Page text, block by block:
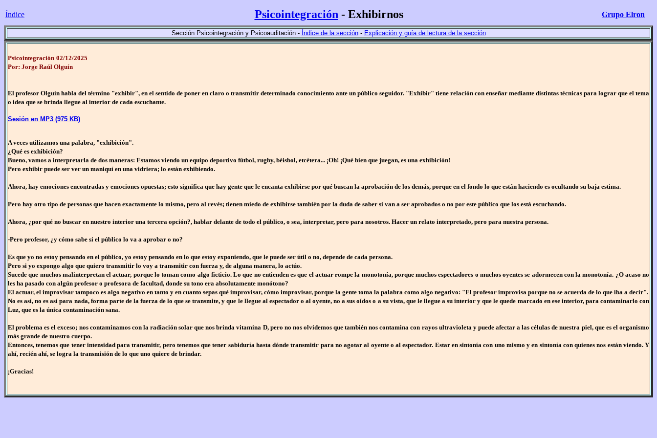
Índice Psicointegración - Exhibirnos Grupo Elron
Sección Psicointegración y Psicoauditación - Índice de la sección- Explicación y guía de lectura de la sección
Psicointegración 02/12/2025
Por: Jorge Raúl Olguín
El profesor Olguín habla del término "exhibir", en el sentido de poner en claro o transmitir determinado conocimiento ante un público seguidor. "Exhibir" tiene relación con enseñar mediante distintas técnicas para lograr que el tema
o idea que se brinda llegue al interior de cada escuchante.
Sesión en MP3 (975 KB)
A veces utilizamos una palabra, "exhibición".
¿Qué es exhibición?
Bueno, vamos a interpretarla de dos maneras: Estamos viendo un equipo deportivo fútbol, rugby, béisbol, etcétera... ¡Oh! ¡Qué bien que juegan, es una exhibición!
Pero exhibir puede ser ver un maniquí en una vidriera; lo están exhibiendo.
Ahora, hay emociones encontradas y emociones opuestas; esto significa que hay gente que le encanta exhibirse por qué buscan la aprobación de los demás, porque en el fondo lo que están haciendo es ocultando su baja estima.
Pero hay otro tipo de personas que hacen exactamente lo mismo, pero al revés; tienen miedo de exhibirse también por la duda de saber si van a ser aprobados o no por este público que los está escuchando.
Ahora, ¿por qué no buscar en nuestro interior una tercera opción?, hablar delante de todo el público, o sea, interpretar, pero para nosotros. Hacer un relato interpretado, pero para nuestra persona.
-Pero profesor, ¿y cómo sabe si el público lo va a aprobar o no?
Es que yo no estoy pensando en el público, yo estoy pensando en lo que estoy exponiendo, que le puede ser útil o no, depende de cada persona.
Pero si yo expongo algo que quiero transmitir lo voy a transmitir con fuerza y, de alguna manera, lo actúo.
Sucede que muchos malinterpretan el actuar, porque lo toman como algo ficticio. Lo que no entienden es que el actuar rompe la monotonía, porque muchos espectadores o muchos oyentes se adormecen con la monotonía. ¿O acaso no
les ha pasado con algún profesor o profesora de facultad, donde su tono era absolutamente monótono?
El actuar, el improvisar tampoco es algo negativo en tanto y en cuanto sepas qué improvisar, cómo improvisar, porque la gente toma la palabra como algo negativo: "El profesor improvisa porque no se acuerda de lo que iba a decir".
No es así, no es así para nada, forma parte de la fuerza de lo que se transmite, y que le llegue al espectador o al oyente, no a sus oídos o a su vista, que le llegue a su interior y que le quede marcado en ese interior, para contaminarlo con
Luz, que es la única contaminación sana.
El problema es el exceso; nos contaminamos con la radiación solar que nos brinda vitamina D, pero no nos olvidemos que también nos contamina con rayos ultravioleta y puede afectar a las células de nuestra piel, que es el organismo
más grande de nuestro cuerpo.
Entonces, tenemos que tener intensidad para transmitir, pero tenemos que tener sabiduría hasta dónde transmitir para no agotar al oyente o al espectador. Estar en sintonía con uno mismo y en sintonía con quienes nos están viendo. Y
ahí, recién ahí, se logra la transmisión de lo que uno quiere de brindar.
¡Gracias!